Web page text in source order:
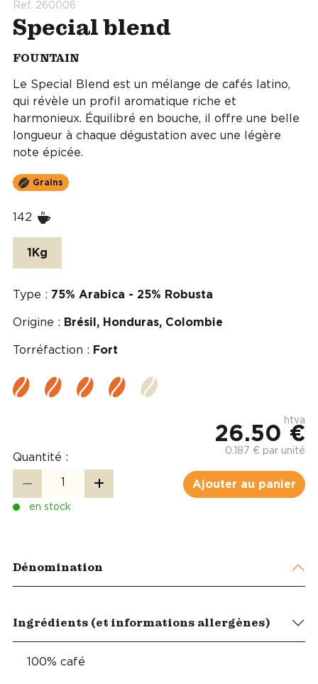
Ref. 260006
Special blend
FOUNTAIN
Le Special Blend est un mélange de cafés latino,
qui révèle un profil aromatique riche et
harmonieux. Équilibré en bouche, il offre une belle
longueur à chaque dégustation avec une légère
note épicée.
Grains
142
1Kg
Type : 75% Arabica - 25% Robusta
Origine : Brésil, Honduras, Colombie
Torréfaction : Fort
Quantité :
htva
26.50 €
0.187 € par unité
Ajouter au panier
en stock
Dénomination
Ingrédients (et informations allergènes)
100% café